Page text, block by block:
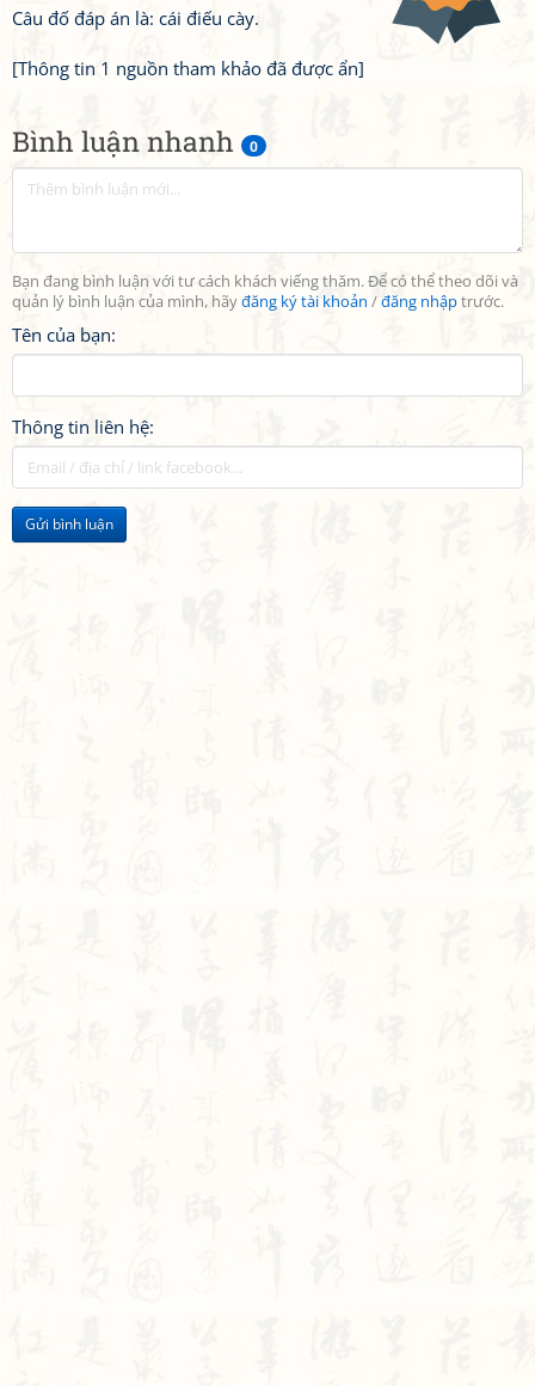
Bình luận nhanh 0
Bạn đang bình luận với tư cách khách viếng thăm. Để có thể theo dõi và
quản lý bình luận của mình, hãyđăng ký tài khoản /đăng nhậptrước.
Tên của bạn:
Thông tin liên hệ:
Gửi bình luận
Câu đố đáp án là: cái điếu cày.
[Thông tin 1 nguồn tham khảo đã được ẩn]